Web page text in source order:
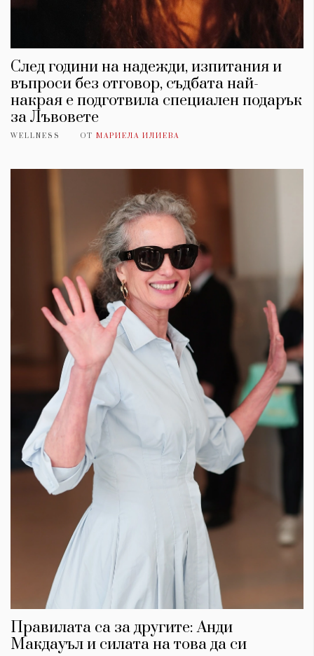
След години на надежди, изпитания и
въпроси без отговор, съдбата най-
накрая е подготвила специален подарък
за Лъвовете
WELLNESS ОТ МАРИЕЛА ИЛИЕВА
Правилата са за другите: Анди
Макдауъл и силата на това да си
КАТЕГОРИИ
Wine&Dine
Подкасти
Мода
Dialogue
Изкуство
ЗА НАС
Условия за
ползване
За нас
Реклама
Политика за